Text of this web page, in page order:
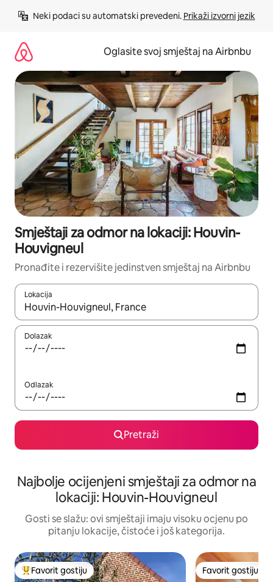
Neki podaci su automatski prevedeni. Prikaži izvorni jezik
Oglasite svoj smještaj na Airbnbu
Smještaji za odmor na lokaciji: Houvin-
Houvigneul
Pronađite i rezervišite jedinstven smještaj na Airbnbu
Lokacija
Kad rezultati budu dostupni, krećite se gore i dolje pomoću
Dolazak
Odlazak
Pretraži
Najbolje ocijenjeni smještaji za odmor na
lokaciji: Houvin-Houvigneul
Gosti se slažu: ovi smještaji imaju visoku ocjenu po
pitanju lokacije, čistoće i još kategorija.
Glavni favorit gostiju
Favorit gostiju Favorit gostiju
Favorit gostiju